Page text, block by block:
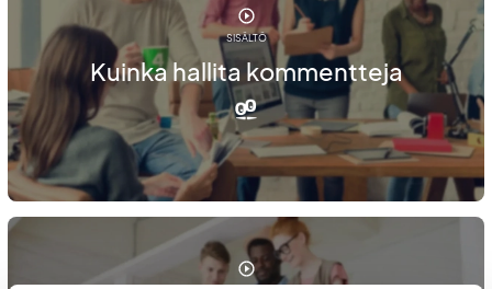
SISÄLTÖ
Kuinka hallita kommentteja